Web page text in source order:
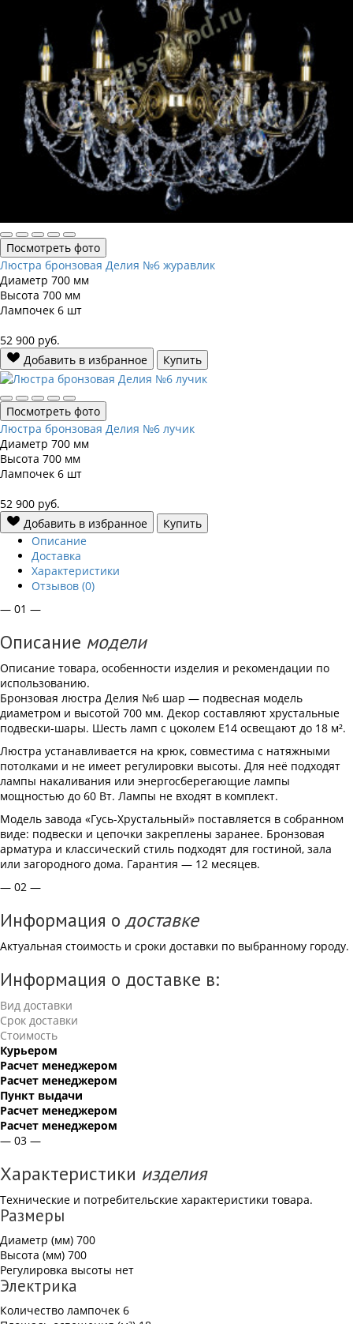
Посмотреть фото
Люстра бронзовая Делия №6 журавлик
Диаметр 700 мм
Высота 700 мм
Лампочек 6 шт
52 900 руб.
Добавить в избранное
Купить
Посмотреть фото
Люстра бронзовая Делия №6 лучик
Диаметр 700 мм
Высота 700 мм
Лампочек 6 шт
52 900 руб.
Добавить в избранное
Купить
Описание
Доставка
Характеристики
Отзывов (0)
— 01 —
Описание модели
Описание товара, особенности изделия и рекомендации по
использованию.
Бронзовая люстра Делия №6 шар — подвесная модель
диаметром и высотой 700 мм. Декор составляют хрустальные
подвески-шары. Шесть ламп с цоколем Е14 освещают до 18 м².
Люстра устанавливается на крюк, совместима с натяжными
потолками и не имеет регулировки высоты. Для неё подходят
лампы накаливания или энергосберегающие лампы
мощностью до 60 Вт. Лампы не входят в комплект.
Модель завода «Гусь-Хрустальный» поставляется в собранном
виде: подвески и цепочки закреплены заранее. Бронзовая
арматура и классический стиль подходят для гостиной, зала
или загородного дома. Гарантия — 12 месяцев.
— 02 —
Информация о доставке
Актуальная стоимость и сроки доставки по выбранному городу.
Информация о доставке в:
Вид доставки
Срок доставки
Стоимость
Курьером
Расчет менеджером
Расчет менеджером
Пункт выдачи
Расчет менеджером
Расчет менеджером
— 03 —
Характеристики изделия
Технические и потребительские характеристики товара.
Размеры
Диаметр (мм) 700
Высота (мм) 700
Регулировка высоты нет
Электрика
Количество лампочек 6